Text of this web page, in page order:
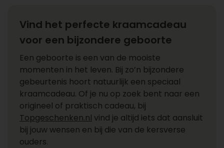
Vind het perfecte kraamcadeau
voor een bijzondere geboorte
Een geboorte is een van de mooiste
momenten in het leven. Bij zo’n bijzondere
gebeurtenis hoort natuurlijk een speciaal
kraamcadeau. Of je nu op zoek bent naar een
origineel of praktisch cadeau, bij
Topgeschenken.nl vind je altijd iets dat aansluit
bij jouw wensen en bij die van de kersverse
ouders.